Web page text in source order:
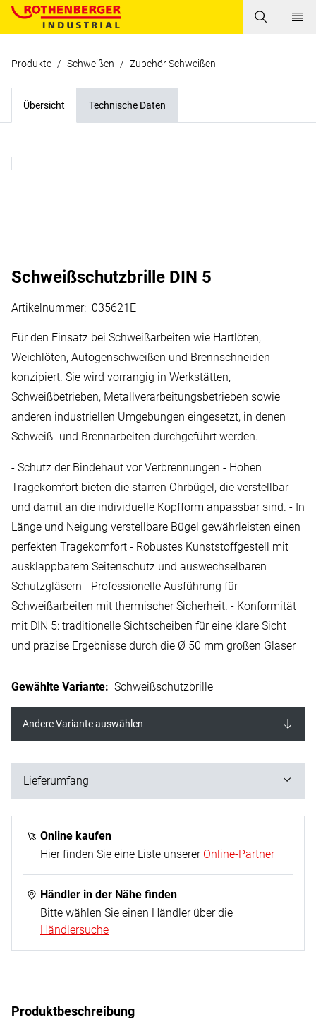
Produkte / Schweißen / Zubehör Schweißen
Übersicht Technische Daten
Schweißschutzbrille DIN 5
Artikelnummer: 035621E
Für den Einsatz bei Schweißarbeiten wie Hartlöten,
Weichlöten, Autogenschweißen und Brennschneiden
konzipiert. Sie wird vorrangig in Werkstätten,
Schweißbetrieben, Metallverarbeitungsbetrieben sowie
anderen industriellen Umgebungen eingesetzt, in denen
Schweiß- und Brennarbeiten durchgeführt werden.
- Schutz der Bindehaut vor Verbrennungen - Hohen
Tragekomfort bieten die starren Ohrbügel, die verstellbar
und damit an die individuelle Kopfform anpassbar sind. - In
Länge und Neigung verstellbare Bügel gewährleisten einen
perfekten Tragekomfort - Robustes Kunststoffgestell mit
ausklappbarem Seitenschutz und auswechselbaren
Schutzgläsern - Professionelle Ausführung für
Schweißarbeiten mit thermischer Sicherheit. - Konformität
mit DIN 5: traditionelle Sichtscheiben für eine klare Sicht
und präzise Ergebnisse durch die Ø 50 mm großen Gläser
Gewählte Variante: Schweißschutzbrille
Andere Variante auswählen
Lieferumfang
1x Schweißschutzbrille
Online kaufen
Hier finden Sie eine Liste unserer Online-Partner
Händler in der Nähe finden
Bitte wählen Sie einen Händler über die
Händlersuche
Produktbeschreibung